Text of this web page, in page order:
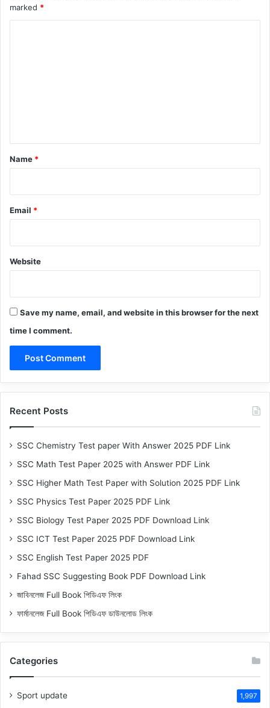
marked *
*
Name *
Email *
Website
Save my name, email, and website in this browser for the next
time I comment.
Recent Posts
SSC Chemistry Test paper With Answer 2025 PDF Link
SSC Math Test Paper 2025 with Answer PDF Link
SSC Higher Math Test Paper with Solution 2025 PDF Link
SSC Physics Test Paper 2025 PDF Link
SSC Biology Test Paper 2025 PDF Download Link
SSC ICT Test Paper 2025 PDF Download Link
SSC English Test Paper 2025 PDF
Fahad SSC Suggesting Book PDF Download Link
জাবিনলেজ Full Book পিডিএফ লিংক
ফার্মানলেজ Full Book পিডিএফ ডাউনলোড লিংক
Categories
Sport update 1,997